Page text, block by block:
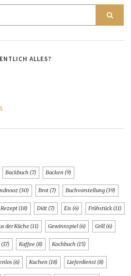
ALLES?
Backbuch (7) Backen (9)
(30) Brot (7) Buchvorstellung (39)
(18) Diät (7) Eis (6) Frühstück (11)
der Küche (11) Gewinnspiel (6) Grill (6)
(17) Kaffee (8) Kochbuch (15)
(6) Kuchen (18) Lieferdienst (8)